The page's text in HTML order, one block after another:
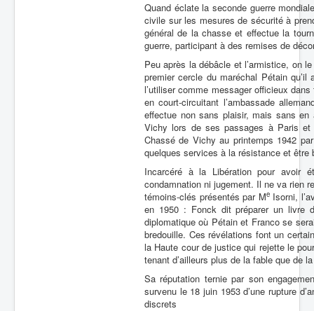
Quand éclate la seconde guerre
civile sur les mesures de sécurité à
général de la chasse et effectue la
guerre, participant à des remises de
Peu après la débâcle et l’armistice, on
premier cercle du maréchal Pétain
l’utiliser comme messager officieux
en court-circuitant l’ambassade
effectue non sans plaisir, mais sans
Vichy lors de ses passages à Paris et
Chassé de Vichy au printemps 1942
quelques services à la résistance et être
Incarcéré à la Libération pour avoir
condamnation ni jugement. Il ne va rien
témoins-clés présentés par MeIsorni,
en 1950 : Fonck dit préparer un livre
diplomatique où Pétain et Franco se
bredouille. Ces révélations font un
la Haute cour de justice qui rejette le
tenant d’ailleurs plus de la fable que de
Sa réputation ternie par son
survenu le 18 juin 1953 d’une rupture
discrets